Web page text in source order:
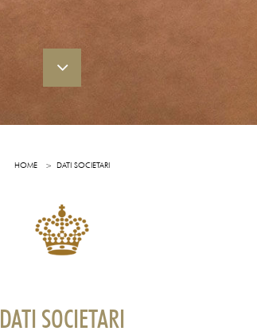
HOME DATI SOCIETARI
DATI SOCIETARI